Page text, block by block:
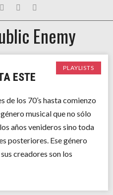
Enemy
PLAYLISTS
ESTE
de los 70’s hasta comienzo
musical que no sólo
años venideros sino toda
posteriores. Ese género
creadores son los